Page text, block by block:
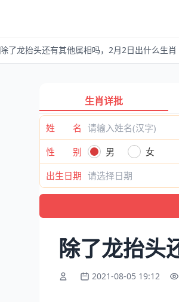
除了龙抬头还有其他属相吗，2月2日出什么生肖
生肖详批
姓 名
性 别
男
女
出生日期
除了龙抬头
2021-08-05 19:12